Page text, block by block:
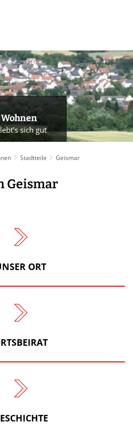
sich gut
Stadtteile Geismar
Geismar
ORT